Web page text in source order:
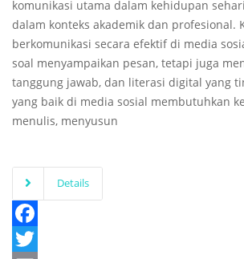
komunikasi utama dalam kehidupan
dalam konteks akademik dan profesional.
berkomunikasi secara efektif di media
soal menyampaikan pesan, tetapi juga
tanggung jawab, dan literasi digital yang
yang baik di media sosial membutuhkan
menulis, menyusun
Details
Facebook